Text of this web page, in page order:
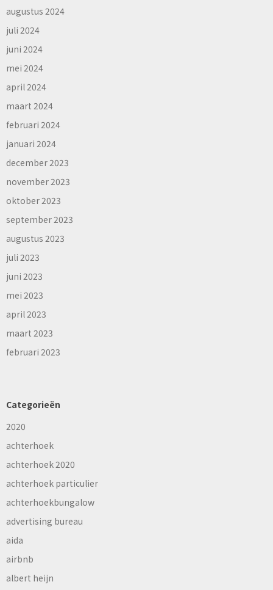
augustus 2024
juli 2024
juni 2024
mei 2024
april 2024
maart 2024
februari 2024
januari 2024
december 2023
november 2023
oktober 2023
september 2023
augustus 2023
juli 2023
juni 2023
mei 2023
april 2023
maart 2023
februari 2023
Categorieën
2020
achterhoek
achterhoek 2020
achterhoek particulier
achterhoekbungalow
advertising bureau
aida
airbnb
albert heijn